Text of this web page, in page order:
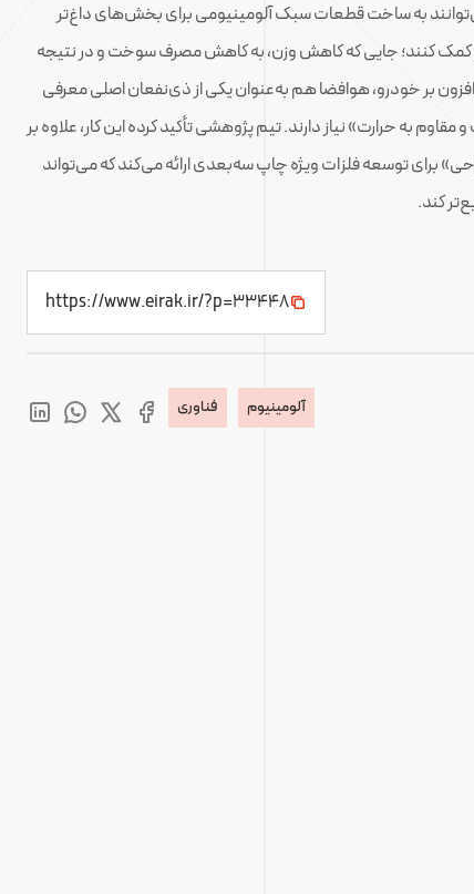
به ساخت قطعات سبک آلومینیومی برای بخش‌های داغ‌تر
کمک کنند؛ جایی که کاهش وزن، به کاهش مصرف سوخت و در نتیجه
بر خودرو، هوافضا هم به‌عنوان یکی از ذی‌نفعان اصلی معرفی
به حرارت» نیاز دارند. تیم پژوهشی تأکید کرده این کار، علاوه بر
برای توسعه فلزات ویژه چاپ سه‌بعدی ارائه می‌کند که می‌تواند
کند.
https://www.eirak.ir/?p=33448
آلومینیوم فناوری